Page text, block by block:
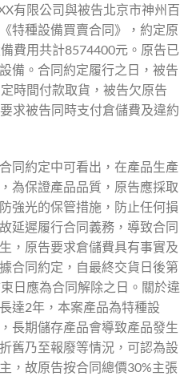
有限公司與被告北京市神州百
特種設備買賣合同》，約定原
費用共計8574400元。原告已
備。合同約定履行之日，被告
時間付款取貨，被告欠原告
求被告同時支付倉儲費及違約
同約定中可看出，在產品生產
為保證產品品質，原告應採取
強光的保管措施，防止任何損
延遲履行合同義務，導致合同
，原告要求倉儲費具有事實及
合同約定，自最終交貨日後第
日應為合同解除之日。關於違
達2年，本案產品為特種設
長期儲存產品會導致產品發生
舊乃至報廢等情況，可認為設
，故原告按合同總價30%主張